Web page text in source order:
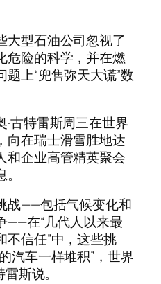
大型石油公司忽视了
危险的科学，并在燃
上“兜售弥天大谎”数
古特雷斯周三在世界
向在瑞士滑雪胜地达
和企业高管精英聚会
战——包括气候变化和
——在“几代人以来最
不信任”中，这些挑
汽车一样堆积”，世界
斯说。